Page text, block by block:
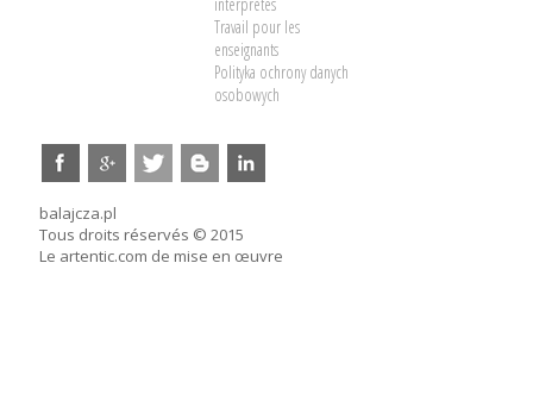
Travail pour les
enseignants
Polityka ochrony danych
osobowych
balajcza.pl
Tous droits réservés © 2015
Le artentic.com de mise en œuvre